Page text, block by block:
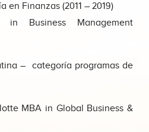
en Finanzas (2011 – 2019)
in Business Management
– categoría programas de
MBA in Global Business &